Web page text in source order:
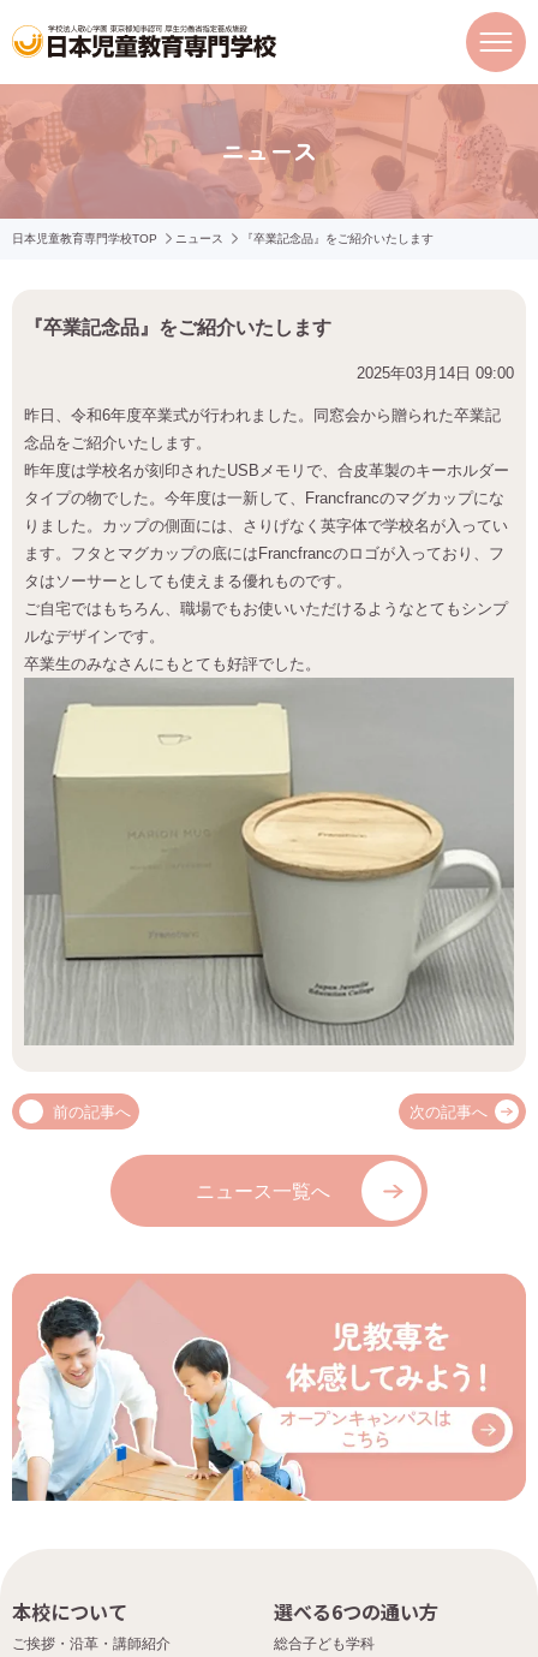
ニュース
日本児童教育専門学校TOP ニュース 『卒業記念品』をご紹介いたします
『卒業記念品』をご紹介いたします
2025年03月14日 09:00
昨日、令和6年度卒業式が行われました。同窓会から贈られた卒業記
念品をご紹介いたします。
昨年度は学校名が刻印されたUSBメモリで、合皮革製のキーホルダー
タイプの物でした。今年度は一新して、Francfrancのマグカップにな
りました。カップの側面には、さりげなく英字体で学校名が入ってい
ます。フタとマグカップの底にはFrancfrancのロゴが入っており、フ
タはソーサーとしても使えまる優れものです。
ご自宅ではもちろん、職場でもお使いいただけるようなとてもシンプ
ルなデザインです。
卒業生のみなさんにもとても好評でした。
前の記事へ 次の記事へ
ニュース一覧へ
本校について
ご挨拶・沿革・講師紹介
選べる6つの通い方
総合子ども学科